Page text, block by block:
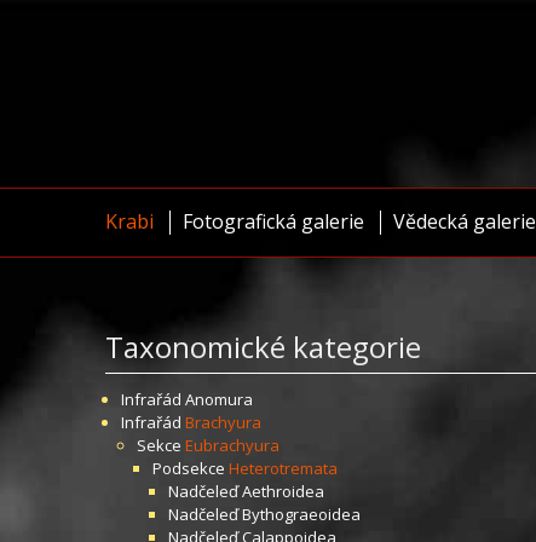
Krabi Fotografická galerie Vědecká galerie
Taxonomické kategorie
Infrařád Anomura
Infrařád Brachyura
Sekce Eubrachyura
Podsekce Heterotremata
NadčeleďAethroidea
NadčeleďBythograeoidea
NadčeleďCalappoidea